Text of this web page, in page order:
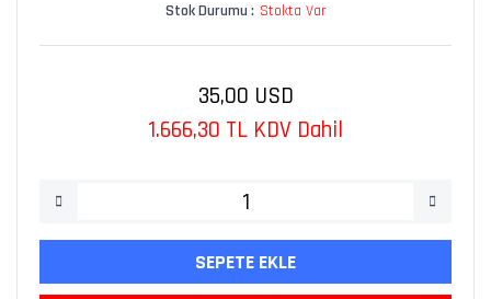
Stok Durumu : Stokta Var
35,00 USD
1.666,30 TL KDV Dahil
SEPETE EKLE